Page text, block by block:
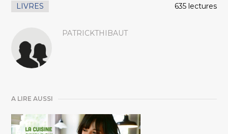
LIVRES 635 lectures
PATRICKTHIBAUT
A LIRE AUSSI